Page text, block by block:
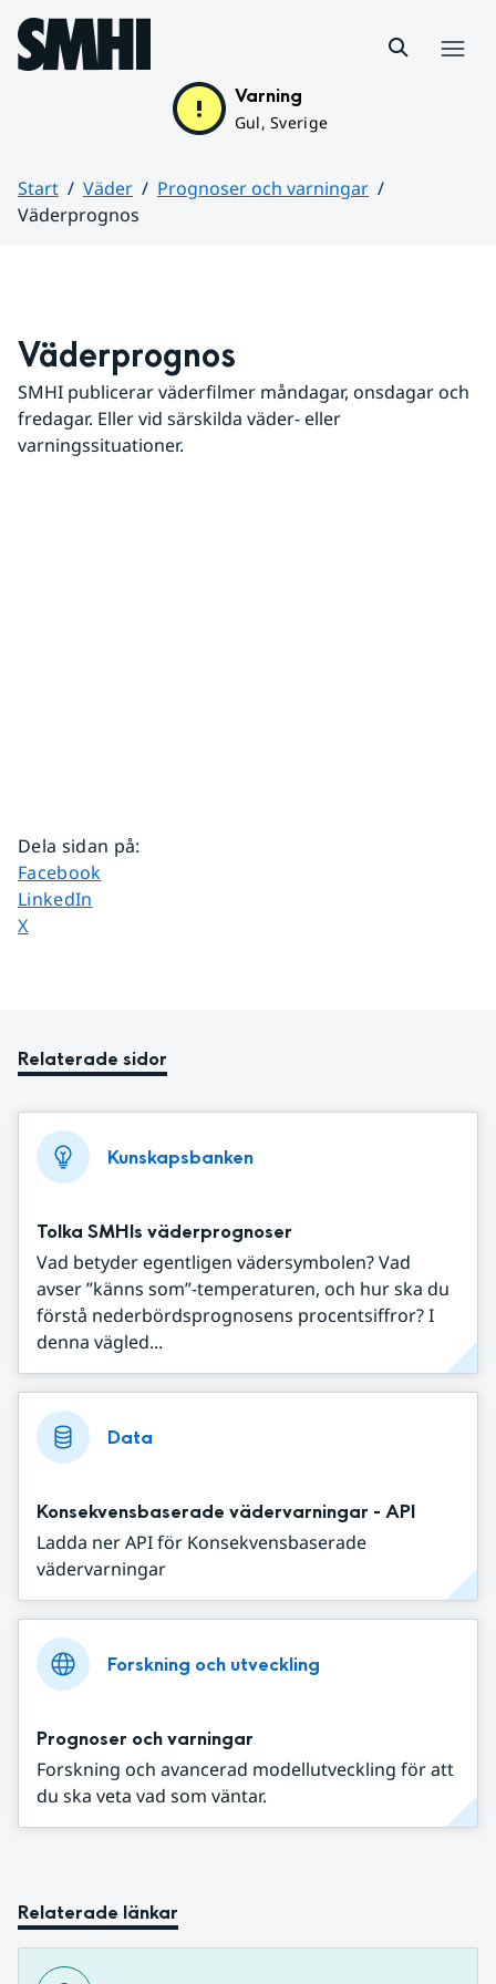
Hoppa till sidans innehåll
Varning
Gul, Sverige
Start Väder
Prognoser och varningar
Väderprognos
Väderprognos
SMHI publicerar väderfilmer måndagar, onsdagar och
fredagar. Eller vid särskilda väder- eller
varningssituationer.
Dela sidan på:
Dela sidan på
Facebook
Dela sidan på
LinkedIn
Dela sidan på
X
Relaterade sidor
Kunskapsbanken
Tolka SMHIs väderprognoser
Vad betyder egentligen vädersymbolen? Vad
avser ”känns som”-temperaturen, och hur ska du
förstå nederbördsprognosens procentsiffror? I
denna vägled...
Data
Konsekvensbaserade vädervarningar - API
Ladda ner API för Konsekvensbaserade
vädervarningar
Forskning och utveckling
Prognoser och varningar
Forskning och avancerad modellutveckling för att
du ska veta vad som väntar.
Relaterade länkar